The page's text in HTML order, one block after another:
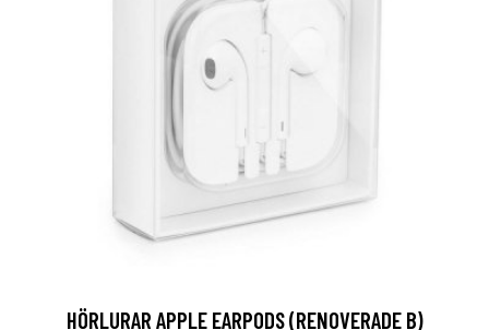
HÖRLURAR APPLE EARPODS (RENOVERADE B)